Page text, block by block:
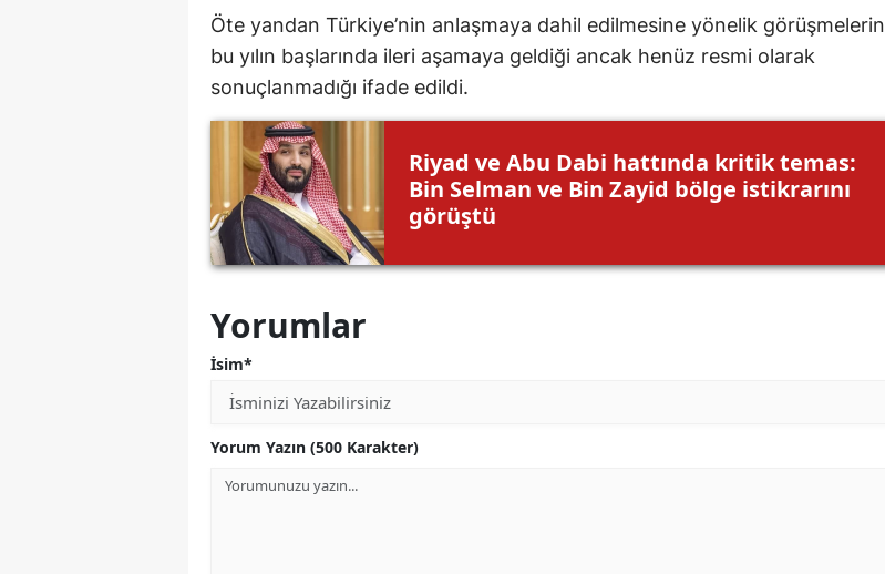
Öte yandan Türkiye’nin anlaşmaya dahil edilmesine yönelik görüşmelerin
bu yılın başlarında ileri aşamaya geldiği ancak henüz resmi olarak
sonuçlanmadığı ifade edildi.
Riyad ve Abu Dabi hattında kritik temas:
Bin Selman ve Bin Zayid bölge istikrarını
görüştü
Yorumlar
İsim*
Yorum Yazın (500 Karakter)